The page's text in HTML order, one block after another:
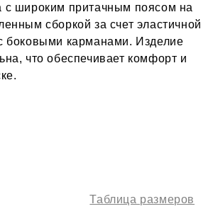
с широким притачным поясом на
сборкой за счет эластичной
боковыми карманами. Изделие
что обеспечивает комфорт и
Таблица размеров